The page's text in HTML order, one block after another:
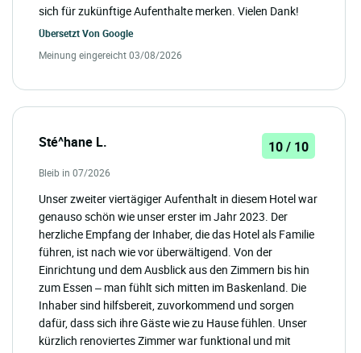
sich für zukünftige Aufenthalte merken. Vielen Dank!
Übersetzt Von Google
Meinung eingereicht 03/08/2026
Sté^hane L. 10 / 10
Bleib in 07/2026
Unser zweiter viertägiger Aufenthalt in diesem Hotel war
genauso schön wie unser erster im Jahr 2023. Der
herzliche Empfang der Inhaber, die das Hotel als Familie
führen, ist nach wie vor überwältigend. Von der
Einrichtung und dem Ausblick aus den Zimmern bis hin
zum Essen – man fühlt sich mitten im Baskenland. Die
Inhaber sind hilfsbereit, zuvorkommend und sorgen
dafür, dass sich ihre Gäste wie zu Hause fühlen. Unser
kürzlich renoviertes Zimmer war funktional und mit